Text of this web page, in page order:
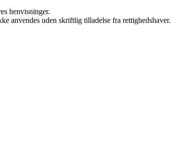
henvisninger.
anvendes uden skriftlig tilladelse fra rettighedshaver.